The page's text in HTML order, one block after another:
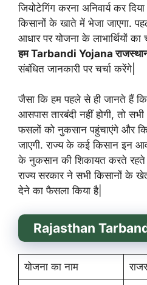
जियोटेगिंग करना अनिवार्य कर
किसानों के खाते में भेजा जाएगा.
आधार पर योजना के लाभार्थियों का
हम Tarbandi Yojana
संबंधित जानकारी पर चर्चा करेंगे|
जैसा कि हम पहले से ही जानते हैं
आसपास तारबंदी नहीं होगी, तो
फसलों को नुकसान पहुंचाएंगे और
जाएगी. राज्य के कई किसान इन
के नुकसान की शिकायत करते रहते
राज्य सरकार ने सभी किसानों के
देने का फैसला किया है|
Rajasthan
योजना का नाम